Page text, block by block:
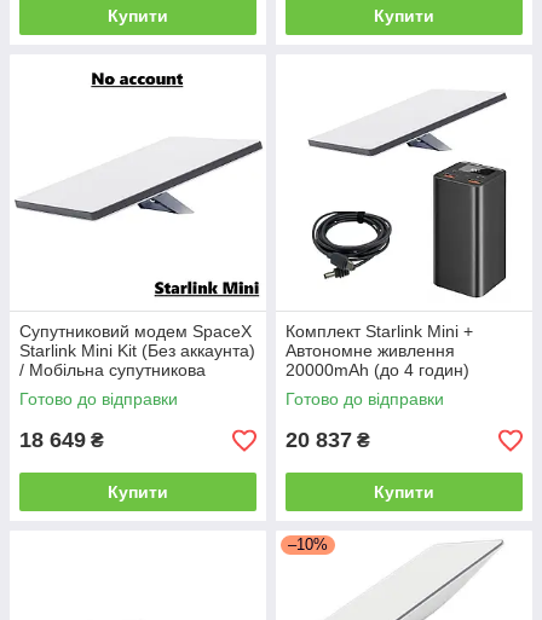
Купити Купити
Супутниковий модем SpaceX
Starlink Mini Kit (Без аккаунта)
/ Мобільна супутникова
інтернет-система Старлінк
Готово до відправки
18 649 ₴
Купити
Комплект Starlink Mini +
Автономне живлення
20000mAh (до 4 годин)
Готово до відправки
20 837 ₴
Купити
–10%